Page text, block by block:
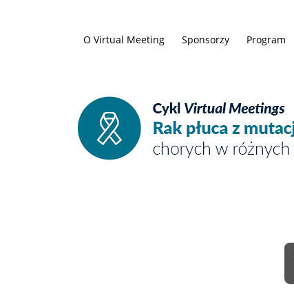
O Virtual Meeting Sponsorzy Program